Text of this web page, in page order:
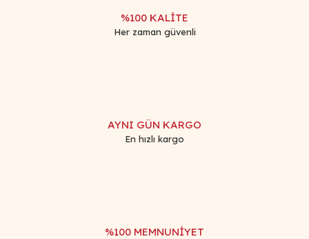
%100 KALİTE
Her zaman güvenli
AYNI GÜN KARGO
En hızlı kargo
%100 MEMNUNİYET